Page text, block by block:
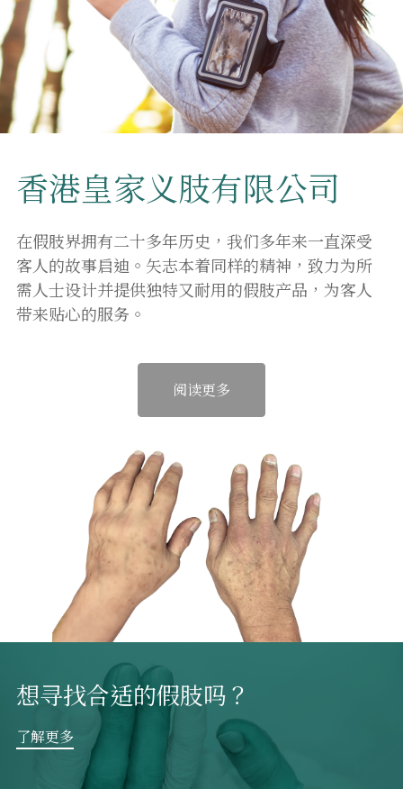
香港皇家义肢有限公司
在假肢界拥有二十多年历史，我们多年来一直深受
客人的故事启迪。矢志本着同样的精神，致力为所
需人士设计并提供独特又耐用的假肢产品，为客人
带来贴心的服务。
阅读更多
想寻找合适的假肢吗？
了解更多